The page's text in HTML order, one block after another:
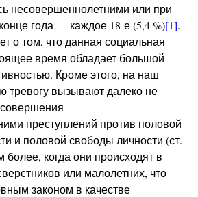
несовершеннолетними или при
года — каждое 18-е (5,4 %)[1].
о том, что данная социальная
время обладает большой
Кроме этого, на наш
тревогу вызывают далеко не
преступлений против половой
и половой свободы личности (ст.
более, когда они происходят в
или малолетних, что
законом в качестве